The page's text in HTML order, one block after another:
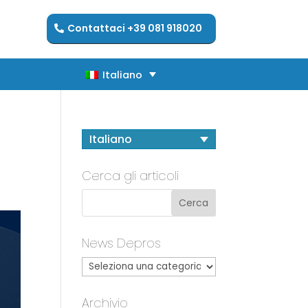
Contattaci +39 081 918020
Italiano
Italiano
Italiano
Cerca gli articoli
News Depros
Archivio